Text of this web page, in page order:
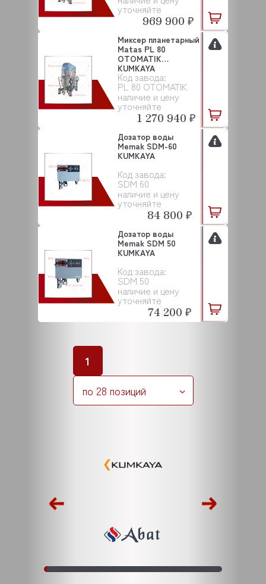
уточняйте
969 900 ₽
Код завода:
PL 80 OTOMATIK
наличие и цену
уточняйте
Миксер планетарный
Matas PL 80
OTOMATIK
KUMKAYA
1 270 940 ₽
Код завода:
SDM 60
наличие и цену
уточняйте
Дозатор воды
Memak SDM-60
KUMKAYA
84 800 ₽
Код завода:
SDM 50
наличие и цену
уточняйте
Дозатор воды
Memak SDM 50
KUMKAYA
74 200 ₽
1
по 28 позиций